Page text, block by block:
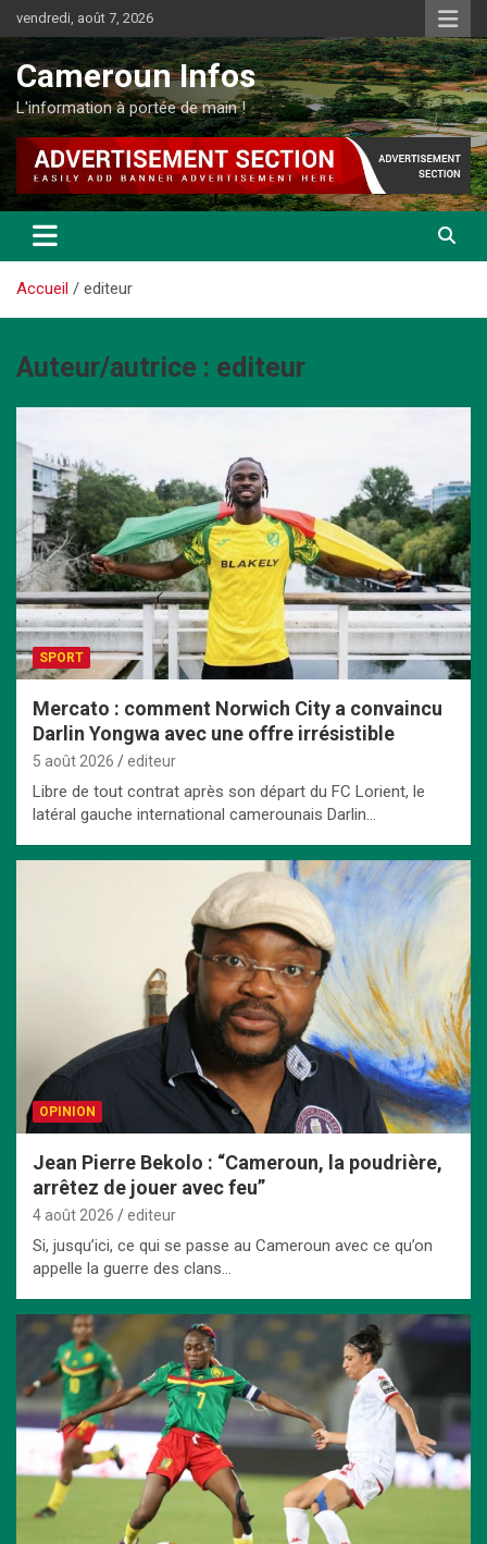
au
contenu
vendredi, août 7, 2026
Cameroun Infos
L'information à portée de main !
Accueil editeur
Auteur/autrice : editeur
SPORT
Mercato : comment Norwich City a convaincu
Darlin Yongwa avec une offre irrésistible
5 août 2026 editeur
Libre de tout contrat après son départ du FC Lorient, le
latéral gauche international camerounais Darlin…
OPINION
Jean Pierre Bekolo : “Cameroun, la poudrière,
arrêtez de jouer avec feu”
4 août 2026 editeur
Si, jusqu’ici, ce qui se passe au Cameroun avec ce qu’on
appelle la guerre des clans…